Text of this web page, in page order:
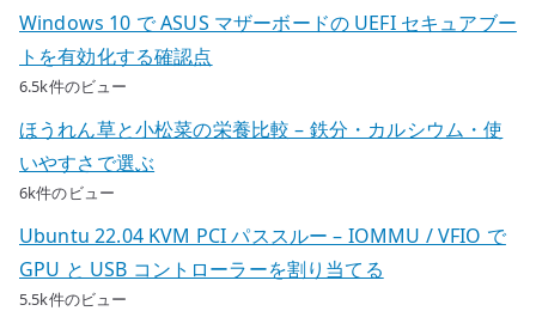
Windows 10 で ASUS マザーボードの UEFI セキュアブー
トを有効化する確認点
6.5k件のビュー
ほうれん草と小松菜の栄養比較 – 鉄分・カルシウム・使
いやすさで選ぶ
6k件のビュー
Ubuntu 22.04 KVM PCI パススルー – IOMMU / VFIO で
GPU と USB コントローラーを割り当てる
5.5k件のビュー